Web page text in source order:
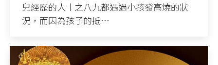
兒經歷的人十之八九都遇過小孩發高燒的狀
況，而因為孩子的抵…